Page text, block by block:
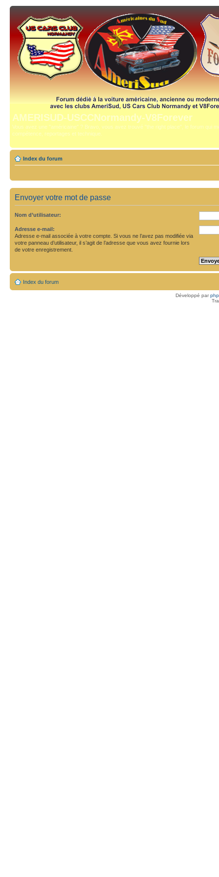
AMERISUD-USCCNormandy-V8Forever
Vous avez une "américaine" ? Bravo, vous avez trouvé "the right place", le forum qui
compétence, reportages et technique.
Index du forum
Envoyer votre mot de passe
Nom d’utilisateur:
Adresse e-mail:
Adresse e-mail associée à votre compte. Si vous ne l’avez pas modifiée via
votre panneau d’utilisateur, il s’agit de l’adresse que vous avez fournie lors
de votre enregistrement.
Index du forum
Développé par